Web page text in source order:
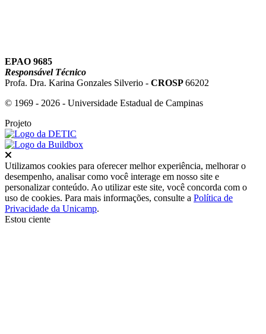
EPAO 9685
Responsável Técnico
Profa. Dra. Karina Gonzales Silverio - CROSP66202
© 1969 - 2026 - Universidade Estadual de Campinas
Projeto
Utilizamos cookies para oferecer melhor experiência, melhorar o
desempenho, analisar como você interage em nosso site e
personalizar conteúdo. Ao utilizar este site, você concorda com o
uso de cookies. Para mais informações, consulte a Política de
Privacidade da Unicamp.
Estou ciente